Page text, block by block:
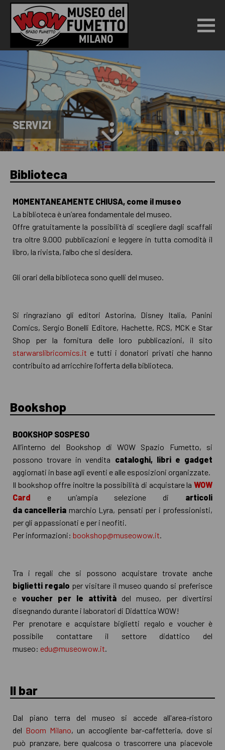
SERVIZI
Biblioteca
MOMENTANEAMENTE CHIUSA, come il museo
La biblioteca è un’area fondamentale del museo.
Offre gratuitamente la possibilità di scegliere dagli scaffali
tra oltre 9.000 pubblicazioni e leggere in tutta comodità il
libro, la rivista, l’albo che si desidera.
Gli orari della biblioteca sono quelli del museo.
Si ringraziano gli editori Astorina, Disney Italia, Panini
Comics, Sergio Bonelli Editore, Hachette, RCS, MCK e Star
Shop per la fornitura delle loro pubblicazioni, il sito
starwarslibricomics.it e tutti i donatori privati che hanno
contribuito ad arricchire l’offerta della biblioteca.
Bookshop
BOOKSHOP SOSPESO
All’interno del Bookshop di WOW Spazio Fumetto, si
possono trovare in vendita cataloghi, libri e gadget
aggiornati in base agli eventi e alle esposizioni organizzate.
Il bookshop offre inoltre la possibilità di acquistare la WOW
Card e un’ampia selezione di articoli
da cancelleria marchio Lyra, pensati per i professionisti,
per gli appassionati e per i neofiti.
Per informazioni: bookshop@museowow.it.
Tra i regali che si possono acquistare trovate anche
biglietti regalo per visitare il museo quando si preferisce
e voucher per le attività del museo, per divertirsi
disegnando durante i laboratori di Didattica WOW!
Per prenotare e acquistare biglietti regalo e voucher è
possibile contattare il settore didattico del
museo: edu@museowow.it.
Il bar
Dal piano terra del museo si accede all'area-ristoro
del Boom Milano, un accogliente bar-caffetteria, dove si
può pranzare, bere qualcosa o trascorrere una piacevole